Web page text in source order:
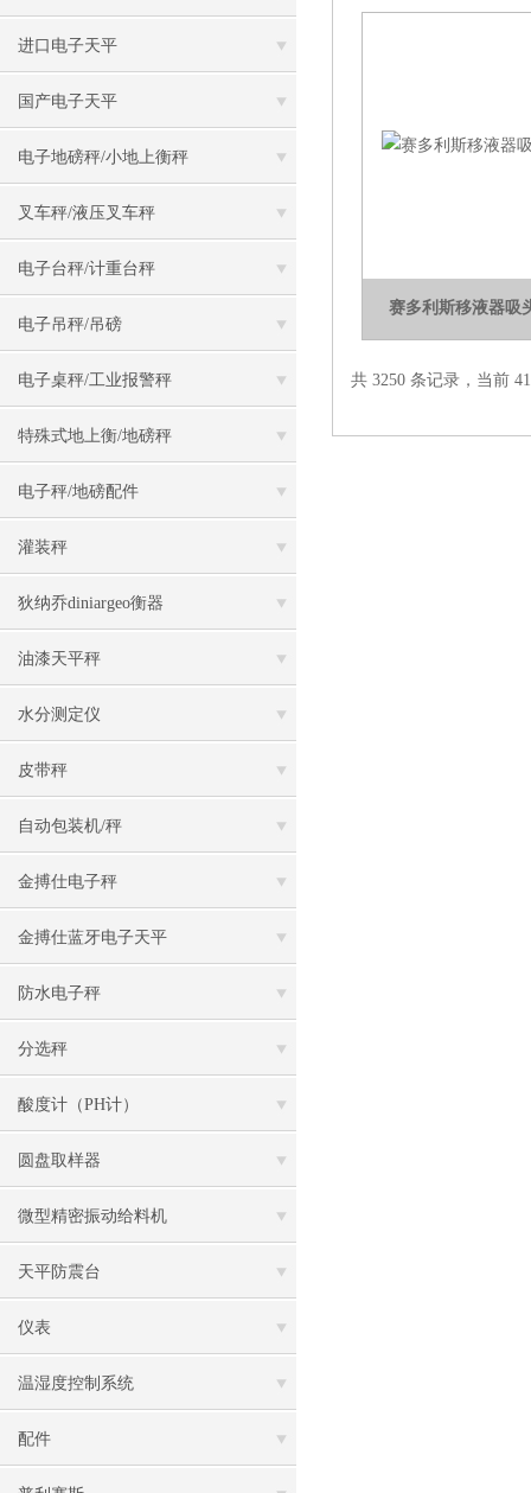
进口电子天平
国产电子天平
电子地磅秤/小地上衡秤
叉车秤/液压叉车秤
电子台秤/计重台秤
电子吊秤/吊磅
电子桌秤/工业报警秤
特殊式地上衡/地磅秤
电子秤/地磅配件
灌装秤
狄纳乔diniargeo衡器
油漆天平秤
水分测定仪
皮带秤
自动包装机/秤
金搏仕电子秤
金搏仕蓝牙电子天平
防水电子秤
分选秤
酸度计（PH计）
圆盘取样器
微型精密振动给料机
天平防震台
仪表
温湿度控制系统
配件
赛多利斯移液器吸
共 3250 条记录，当前